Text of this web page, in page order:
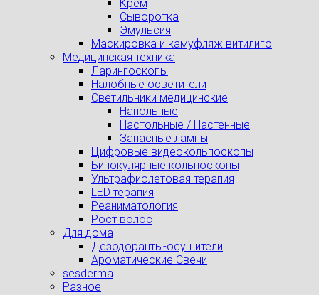
Крем
Сыворотка
Эмульсия
Маскировка и камуфляж витилиго
Медицинская техника
Ларингоскопы
Налобные осветители
Светильники медицинские
Напольные
Настольные / Настенные
Запасные лампы
Цифровые видеокольпоскопы
Бинокулярные кольпоскопы
Ультрафиолетовая терапия
LED терапия
Реаниматология
Рост волос
Для дома
Дезодоранты-осушители
Ароматические Свечи
sesderma
Разное